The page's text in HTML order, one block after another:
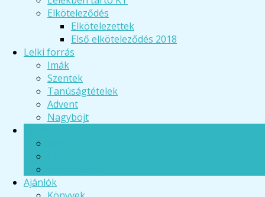
Elköteleződés
Elkötelezettek
Első elköteleződés 2018
Lelki forrás
Imák
Szentek
Tanúságtételek
Advent
Nagyböjt
Ajánlók